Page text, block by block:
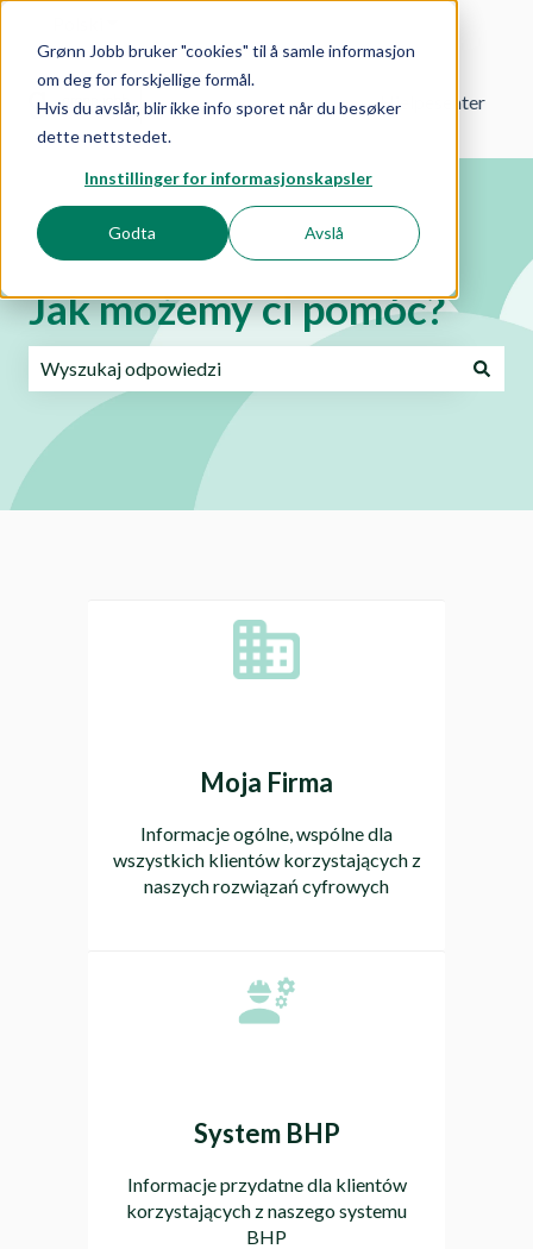
Grønn Jobb bruker "cookies" til å samle informasjon
om deg for forskjellige formål.
Hvis du avslår, blir ikke info sporet når du besøker
dette nettstedet.
Innstillinger for informasjonskapsler
Godta Avslå
Hjelpesenter
Jak możemy ci pomóc?
Brak sugerowanych wyników, ponieważ pole
Moja Firma
Informacje ogólne, wspólne dla
wszystkich klientów korzystających z
naszych rozwiązań cyfrowych
System BHP
Informacje przydatne dla klientów
korzystających z naszego systemu
BHP